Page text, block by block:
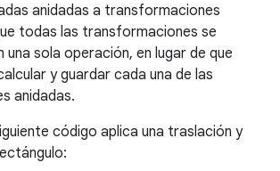
anidadas a transformaciones
todas las transformaciones se
una sola operación, en lugar de que
y guardar cada una de las
anidadas.
código aplica una traslación y